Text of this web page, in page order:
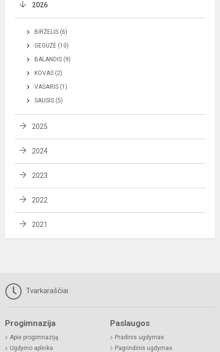
2026
BIRŽELIS (6)
GEGUŽĖ (10)
BALANDIS (9)
KOVAS (2)
VASARIS (1)
SAUSIS (5)
2025
2024
2023
2022
2021
Tvarkaraščiai
Progimnazija
Apie progimnaziją
Ugdymo aplinka
Paslaugos
Pradinis ugdymas
Pagrindinis ugdymas